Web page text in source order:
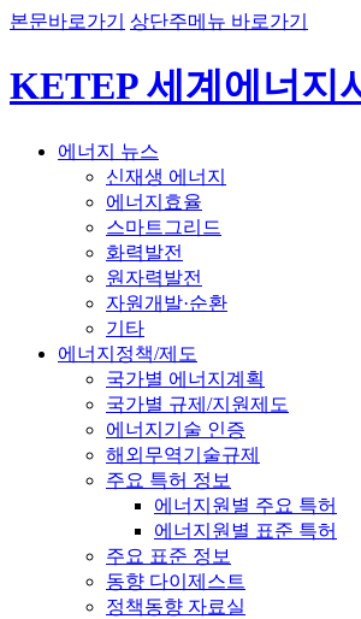
본문바로가기 상단주메뉴 바로가기
KETEP 세계에너지
에너지 뉴스
신재생 에너지
에너지효율
스마트그리드
화력발전
원자력발전
자원개발·순환
기타
에너지정책/제도
국가별 에너지계획
국가별 규제/지원제도
에너지기술 인증
해외무역기술규제
주요 특허 정보
에너지원별 주요 특허
에너지원별 표준 특허
주요 표준 정보
동향 다이제스트
정책동향 자료실